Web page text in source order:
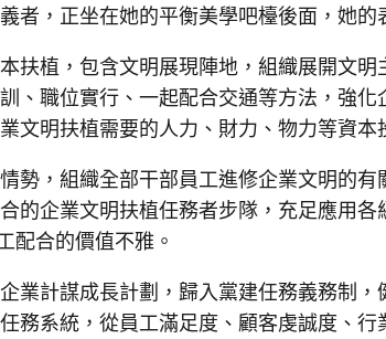
，正坐在她的平衡美學吧檯後面，她的
扶植，包含文明展現陣地，組織展開文
職位實行、一起配合交通等方法，強
文明扶植需要的人力、財力、物力等資本
勢，組織全部干部員工進修企業文明的
企業文明扶植任務者步隊，充足應用
配合的價值不雅。
業計謀成長計劃，歸入黨建任務義務制
務系統，從員工滿足度、顧客虔誠度、